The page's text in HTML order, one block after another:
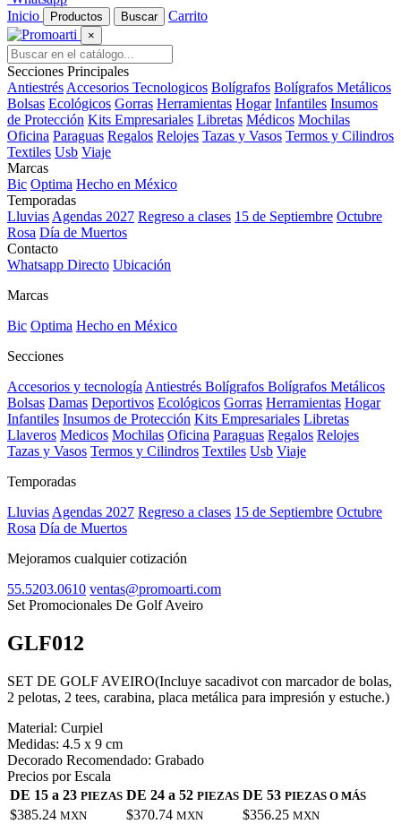
Inicio
Productos Buscar Carrito
×
Secciones Principales
Antiestrés Accesorios Tecnologicos Bolígrafos Bolígrafos Metálicos
Bolsas Ecológicos Gorras Herramientas Hogar Infantiles Insumos
de Protección Kits Empresariales Libretas Médicos Mochilas
Oficina Paraguas Regalos Relojes Tazas y Vasos Termos y Cilindros
Textiles Usb Viaje
Marcas
Bic Optima Hecho en México
Temporadas
Lluvias Agendas 2027 Regreso a clases 15 de Septiembre Octubre
Rosa Día de Muertos
Contacto
Whatsapp Directo Ubicación
Marcas
Bic Optima Hecho en México
Secciones
Accesorios y tecnología Antiestrés Bolígrafos Bolígrafos Metálicos
Bolsas Damas Deportivos Ecológicos Gorras Herramientas Hogar
Infantiles Insumos de Protección Kits Empresariales Libretas
Llaveros Medicos Mochilas Oficina Paraguas Regalos Relojes
Tazas y Vasos Termos y Cilindros Textiles Usb Viaje
Temporadas
Lluvias Agendas 2027 Regreso a clases 15 de Septiembre Octubre
Rosa Día de Muertos
Mejoramos cualquier cotización
55.5203.0610 ventas@promoarti.com
Set Promocionales De Golf Aveiro
GLF012
SET DE GOLF AVEIRO(Incluye sacadivot con marcador de bolas,
2 pelotas, 2 tees, carabina, placa metálica para impresión y estuche.)
Material: Curpiel
Medidas: 4.5 x 9 cm
Decorado Recomendado: Grabado
Precios por Escala
DE 15 a 23 PIEZAS DE 24 a 52 PIEZAS DE 53 PIEZAS O MÁS
$385.24 MXN $370.74 MXN $356.25 MXN